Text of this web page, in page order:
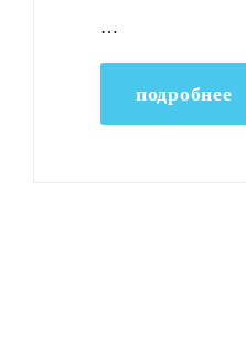
…
подробнее